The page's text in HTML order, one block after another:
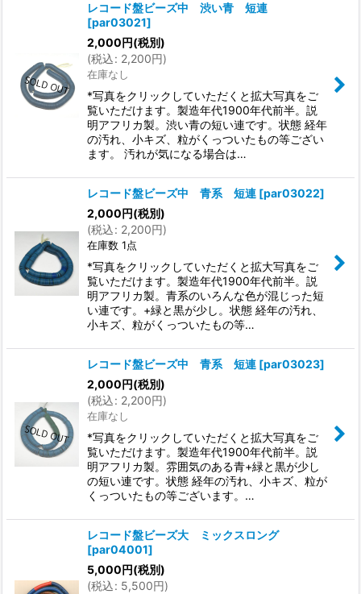
レコード盤ビーズ中 渋い青 短連
[par03021]
2,000円(税別)
(税込: 2,200円)
在庫なし
*写真をクリックしていただくと拡大写真をご
覧いただけます。製造年代1900年代前半。説
明アフリカ製。渋い青の短い連です。状態 経年
の汚れ、小キズ、粒がくっついたもの等ござい
ます。 汚れが気になる場合は…
レコード盤ビーズ中 青系 短連 [par03022]
2,000円(税別)
(税込: 2,200円)
在庫数 1点
*写真をクリックしていただくと拡大写真をご
覧いただけます。製造年代1900年代前半。説
明アフリカ製。青系のいろんな色が混じった短
い連です。+緑と黒が少し。状態 経年の汚れ、
小キズ、粒がくっついたもの等…
レコード盤ビーズ中 青系 短連 [par03023]
2,000円(税別)
(税込: 2,200円)
在庫なし
*写真をクリックしていただくと拡大写真をご
覧いただけます。製造年代1900年代前半。説
明アフリカ製。雰囲気のある青+緑と黒が少し
の短い連です。状態 経年の汚れ、小キズ、粒が
くっついたもの等ございます。…
レコード盤ビーズ大 ミックスロング
[par04001]
5,000円(税別)
(税込: 5,500円)